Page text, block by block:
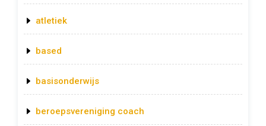
atletiek
based
basisonderwijs
beroepsvereniging coach